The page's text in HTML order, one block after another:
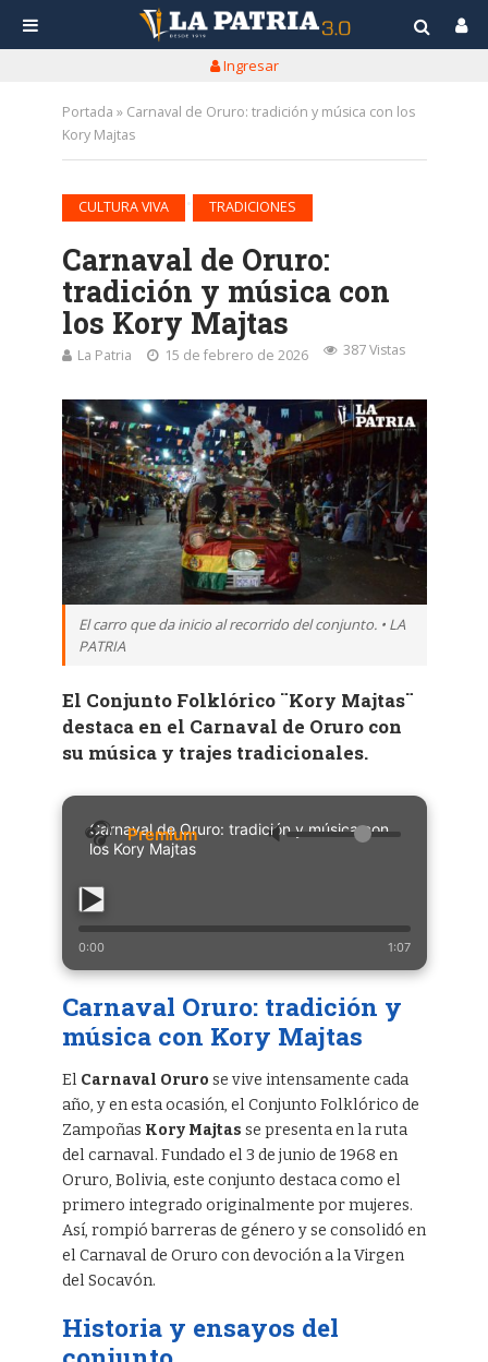
Ingresar
Portada » Carnaval de Oruro: tradición y música con los
Kory Majtas
CULTURA VIVA TRADICIONES
Carnaval de Oruro:
tradición y música con
los Kory Majtas
La Patria 15 de febrero de 2026 387 Vistas
El carro que da inicio al recorrido del conjunto. • LA
PATRIA
El Conjunto Folklórico ¨Kory Majtas¨
destaca en el Carnaval de Oruro con
su música y trajes tradicionales.
Carnaval de Oruro: tradición y música con
los Kory Majtas
🔈
0:00 1:07
Carnaval Oruro: tradición y
música con Kory Majtas
El Carnaval Oruro se vive intensamente cada
año, y en esta ocasión, el Conjunto Folklórico de
Zampoñas Kory Majtas se presenta en la ruta
del carnaval. Fundado el 3 de junio de 1968 en
Oruro, Bolivia, este conjunto destaca como el
primero integrado originalmente por mujeres.
Así, rompió barreras de género y se consolidó en
el Carnaval de Oruro con devoción a la Virgen
del Socavón.
Historia y ensayos del